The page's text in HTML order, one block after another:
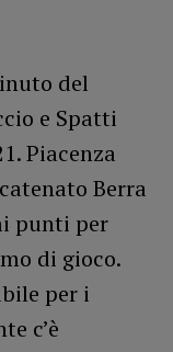
del
e Spatti
Piacenza
Berra
punti per
di gioco.
per i
c’è